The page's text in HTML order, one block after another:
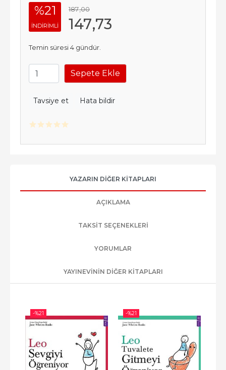
%21
INDIRIMLI
187,00
147,73
Temin süresi 4 gündür.
Sepete Ekle
Tavsiye et Hata bildir
YAZARIN DIĞER KITAPLARI
AÇIKLAMA
TAKSIT SEÇENEKLERI
YORUMLAR
YAYINEVININ DIĞER KITAPLARI
-%21 -%21